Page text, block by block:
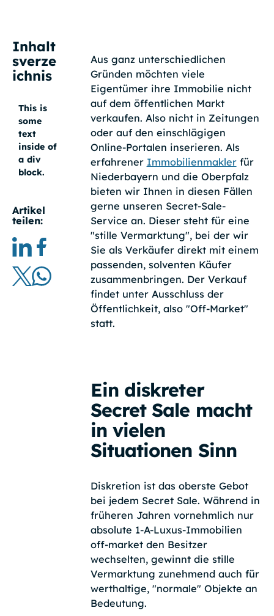
Inhalt
sverze
ichnis
This is
some
text
inside of
a div
block.
Artikel
teilen:
Aus ganz unterschiedlichen
Gründen möchten viele
Eigentümer ihre Immobilie nicht
auf dem öffentlichen Markt
verkaufen. Also nicht in Zeitungen
oder auf den einschlägigen
Online-Portalen inserieren. Als
erfahrener Immobilienmaklerfür
Niederbayern und die Oberpfalz
bieten wir Ihnen in diesen Fällen
gerne unseren Secret-Sale-
Service an. Dieser steht für eine
"stille Vermarktung", bei der wir
Sie als Verkäufer direkt mit einem
passenden, solventen Käufer
zusammenbringen. Der Verkauf
findet unter Ausschluss der
Öffentlichkeit, also "Off-Market"
statt.
Ein diskreter
Secret Sale macht
in vielen
Situationen Sinn
Diskretion ist das oberste Gebot
bei jedem Secret Sale. Während in
früheren Jahren vornehmlich nur
absolute 1-A-Luxus-Immobilien
off-market den Besitzer
wechselten, gewinnt die stille
Vermarktung zunehmend auch für
werthaltige, "normale" Objekte an
Bedeutung.